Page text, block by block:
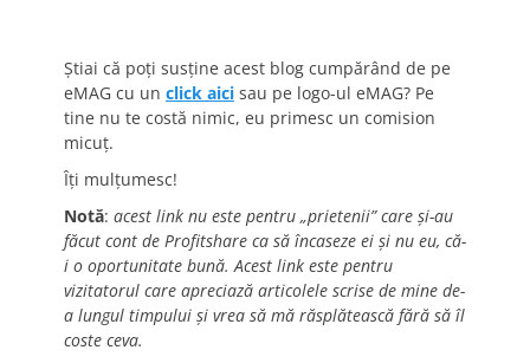
Știai că poți susține acest blog cumpărând de pe
eMAG cu un click aici sau pe logo-ul eMAG? Pe
tine nu te costă nimic, eu primesc un comision
micuț.
Îți mulțumesc!
Notă: acest link nu este pentru „prietenii” care și-au
făcut cont de Profitshare ca să încaseze ei și nu eu, că-
i o oportunitate bună. Acest link este pentru
vizitatorul care apreciază articolele scrise de mine de-
a lungul timpului și vrea să mă răsplătească fără să îl
coste ceva.